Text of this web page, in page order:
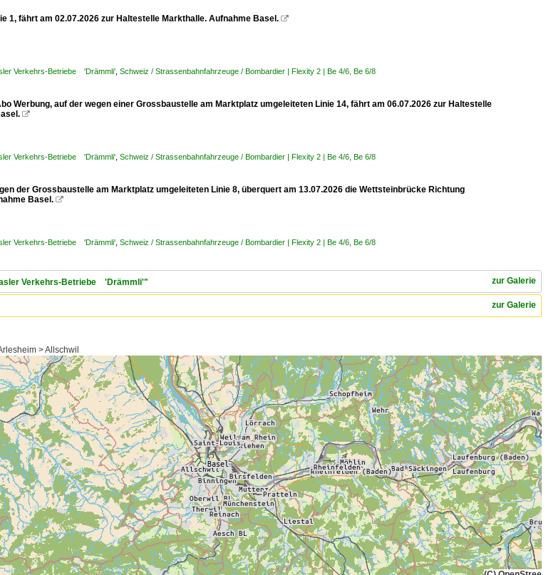
1, fährt am 02.07.2026 zur Haltestelle Markthalle. Aufnahme Basel. 
Verkehrs-Betriebe 'Drämmli' Schweiz / Strassenbahnfahrzeuge / Bombardier | Flexity 2 | Be 4/6, Be 6/8
Werbung, auf der wegen einer Grossbaustelle am Marktplatz umgeleiteten Linie 14, fährt am 06.07.2026 zur Haltestelle

Verkehrs-Betriebe 'Drämmli' Schweiz / Strassenbahnfahrzeuge / Bombardier | Flexity 2 | Be 4/6, Be 6/8
der Grossbaustelle am Marktplatz umgeleiteten Linie 8, überquert am 13.07.2026 die Wettsteinbrücke Richtung
Basel. 
Verkehrs-Betriebe 'Drämmli' Schweiz / Strassenbahnfahrzeuge / Bombardier | Flexity 2 | Be 4/6, Be 6/8
zur Galerie
Verkehrs-Betriebe 'Drämmli'"
zur Galerie
> Allschwil